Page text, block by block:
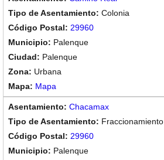
Colonia
29960
Palenque
Palenque
Urbana
Mapa
Chacamax
Fraccionamiento
29960
Palenque